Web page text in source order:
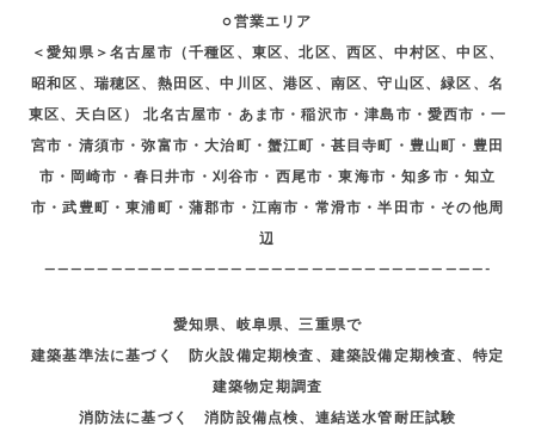
○営業エリア
＜愛知県＞名古屋市（千種区、東区、北区、西区、中村区、中区、
昭和区、瑞穂区、熱田区、中川区、港区、南区、守山区、緑区、名
東区、天白区） 北名古屋市・あま市・稲沢市・津島市・愛西市・一
宮市・清須市・弥富市・大治町・蟹江町・甚目寺町・豊山町・豊田
市・岡崎市・春日井市・刈谷市・西尾市・東海市・知多市・知立
市・武豊町・東浦町・蒲郡市・江南市・常滑市・半田市・その他周
辺
—————————————————————————————————-
愛知県、岐阜県、三重県で
建築基準法に基づく 防火設備定期検査、建築設備定期検査、特定
建築物定期調査
消防法に基づく 消防設備点検、連結送水管耐圧試験